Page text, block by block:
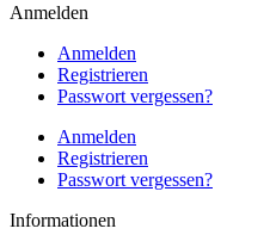
Anmelden
Anmelden
Registrieren
Passwort vergessen?
Anmelden
Registrieren
Passwort vergessen?
Informationen